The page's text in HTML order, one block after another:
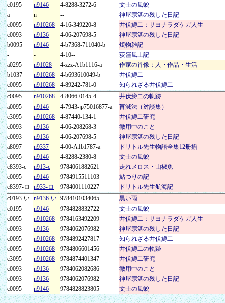
c0195
n9146 4-8288-3272-6
文士の風貌
a
n --
神屋宗湛の残した日記
c0095
n910268 4-16-349220-8
井伏鱒二：サヨナラダケガ人生
c0093
n9136 4-06-207698-5
神屋宗湛の残した日記
b0095
n9146 4-b7368-711040-b
焼物雑記
-
- 4-10--
荻窪風土記
a0295
n91028 4-zzz-A1b1116-a
作家の肖像：人・作品・生活
b1037
n910268 4-b693610049-b
井伏鱒二
c0095
n910268 4-89242-781-0
知られざる井伏鱒二
c0095
n910268 4-8066-0145-4
井伏鱒二の軌跡
a0095
n9146 4-7943-jp75016877-a
盲滅法（対談集）
c3095
n910268 4-87440-134-1
井伏鱒二研究
c0093
n9136 4-06-208268-3
徴用中のこと
c0093
n9136 4-06-207698-5
神屋宗湛の残した日記
a8097
n9337 4-00-A1b1787-a
ドリトル先生物語全集12册揃
c0095
n9146 4-8288-2380-8
文士の風貌
c8393-c
n913-c 9784061882621
走れメロス・山椒魚
c0095
n9146 9784915511103
鮎つりの記
c8397-ロ
n933-ロ 9784001110227
ドリトル先生航海記
c0193-い n9136-い 9784101034065
黒い雨
c0195
n9146 9784828832722
文士の風貌
c0095
n910268 9784163492209
井伏鱒二：サヨナラダケガ人生
c0093
n9136 9784062076982
神屋宗湛の残した日記
c0095
n910268 9784892427817
知られざる井伏鱒二
c0095
n910268 9784806601456
井伏鱒二の軌跡
c3095
n910268 9784874401347
井伏鱒二研究
c0093
n9136 9784062082686
徴用中のこと
c0093
n9136 9784062076982
神屋宗湛の残した日記
c0095
n9146 9784828823805 文士の風貌